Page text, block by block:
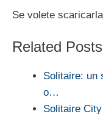
Se volete scaricarla
Related
Solitaire: un
o…
Solitaire